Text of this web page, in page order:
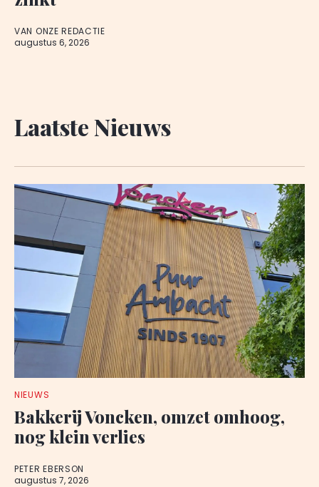
VAN ONZE REDACTIE
augustus 6, 2026
Laatste Nieuws
NIEUWS
Bakkerij Voncken, omzet omhoog,
nog klein verlies
PETER EBERSON
augustus 7, 2026